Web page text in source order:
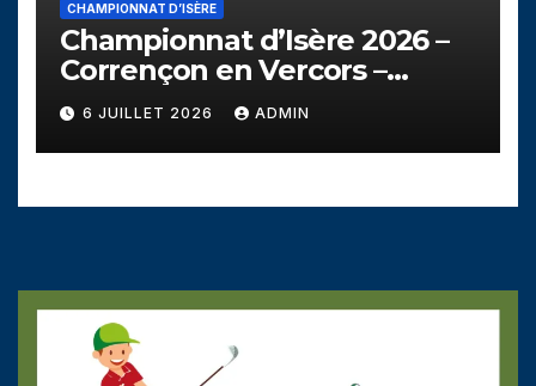
CHAMPIONNAT D’ISÈRE
Championnat d’Isère 2026 –
Corrençon en Vercors –
Dimanche 5 juillet
6 JUILLET 2026 ADMIN